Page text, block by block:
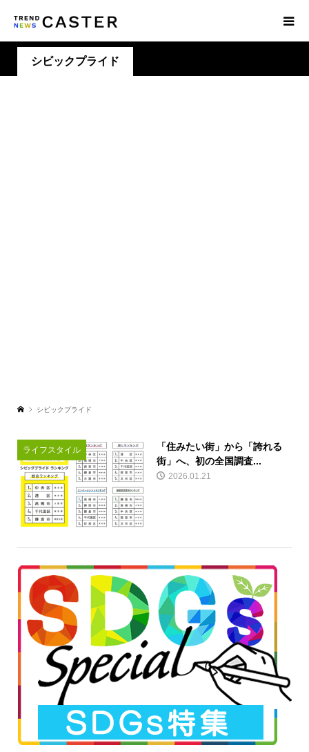
シビックプライド
シビックプライド
ライフスタイル
「住みたい街」から「誇れる
街」へ、初の全国調査...
2026.01.21